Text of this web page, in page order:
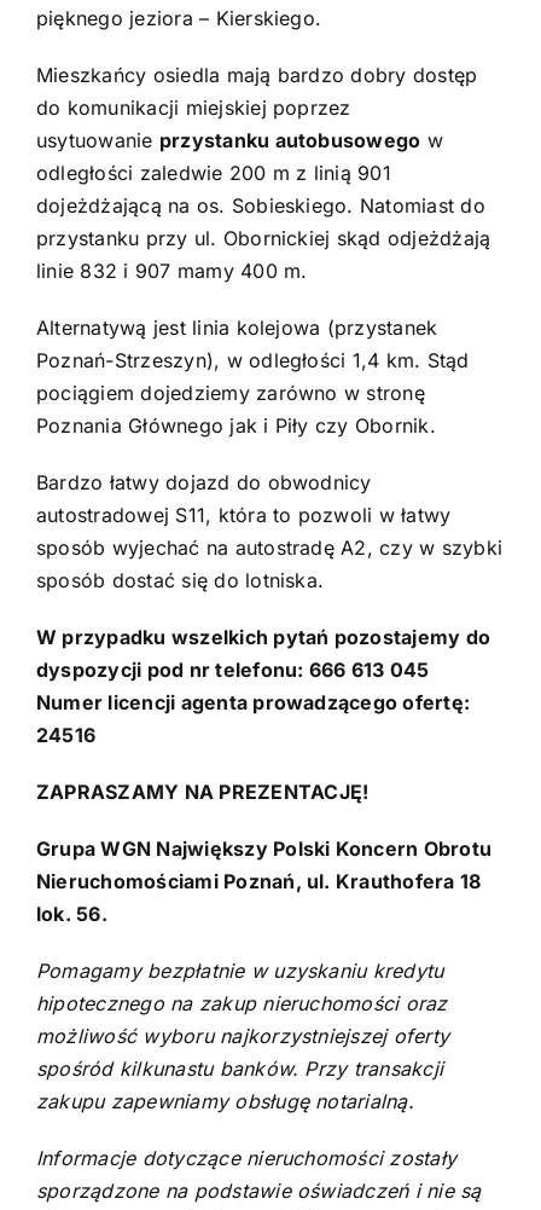
pięknego jeziora – Kierskiego.
Mieszkańcy osiedla mają bardzo dobry dostęp
do komunikacji miejskiej poprzez
usytuowanie przystanku autobusowego w
odległości zaledwie 200 m z linią 901
dojeżdżającą na os. Sobieskiego. Natomiast do
przystanku przy ul. Obornickiej skąd odjeżdżają
linie 832 i 907 mamy 400 m.
Alternatywą jest linia kolejowa (przystanek
Poznań-Strzeszyn), w odległości 1,4 km. Stąd
pociągiem dojedziemy zarówno w stronę
Poznania Głównego jak i Piły czy Obornik.
Bardzo łatwy dojazd do obwodnicy
autostradowej S11, która to pozwoli w łatwy
sposób wyjechać na autostradę A2, czy w szybki
sposób dostać się do lotniska.
W przypadku wszelkich pytań pozostajemy do
dyspozycji pod nr telefonu: 666 613 045
Numer licencji agenta prowadzącego ofertę:
24516
ZAPRASZAMY NA PREZENTACJĘ!
Grupa WGN Największy Polski Koncern Obrotu
Nieruchomościami Poznań, ul. Krauthofera 18
lok. 56.
Pomagamy bezpłatnie w uzyskaniu kredytu
hipotecznego na zakup nieruchomości oraz
możliwość wyboru najkorzystniejszej oferty
spośród kilkunastu banków. Przy transakcji
zakupu zapewniamy obsługę notarialną.
Informacje dotyczące nieruchomości zostały
sporządzone na podstawie oświadczeń i nie są